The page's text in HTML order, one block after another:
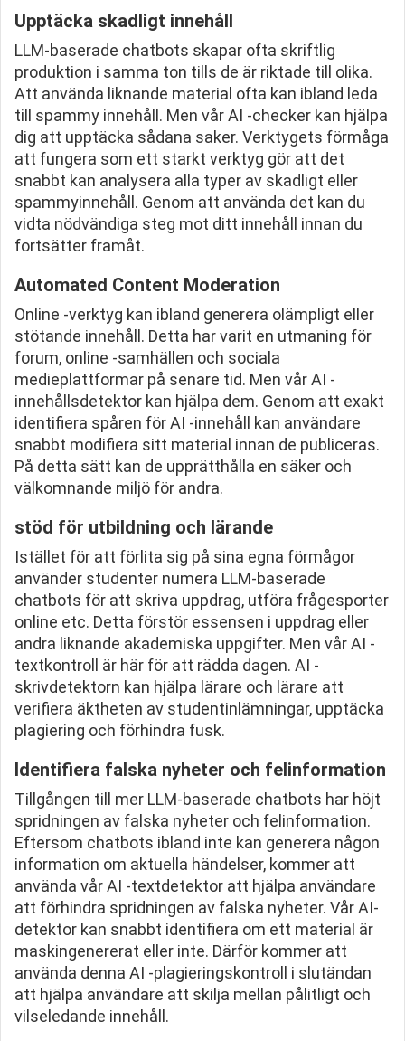
Upptäcka skadligt innehåll
LLM-baserade chatbots skapar ofta skriftlig
produktion i samma ton tills de är riktade till olika.
Att använda liknande material ofta kan ibland leda
till spammy innehåll. Men vår AI -checker kan hjälpa
dig att upptäcka sådana saker. Verktygets förmåga
att fungera som ett starkt verktyg gör att det
snabbt kan analysera alla typer av skadligt eller
spammyinnehåll. Genom att använda det kan du
vidta nödvändiga steg mot ditt innehåll innan du
fortsätter framåt.
Automated Content Moderation
Online -verktyg kan ibland generera olämpligt eller
stötande innehåll. Detta har varit en utmaning för
forum, online -samhällen och sociala
medieplattformar på senare tid. Men vår AI -
innehållsdetektor kan hjälpa dem. Genom att exakt
identifiera spåren för AI -innehåll kan användare
snabbt modifiera sitt material innan de publiceras.
På detta sätt kan de upprätthålla en säker och
välkomnande miljö för andra.
stöd för utbildning och lärande
Istället för att förlita sig på sina egna förmågor
använder studenter numera LLM-baserade
chatbots för att skriva uppdrag, utföra frågesporter
online etc. Detta förstör essensen i uppdrag eller
andra liknande akademiska uppgifter. Men vår AI -
textkontroll är här för att rädda dagen. AI -
skrivdetektorn kan hjälpa lärare och lärare att
verifiera äktheten av studentinlämningar, upptäcka
plagiering och förhindra fusk.
Identifiera falska nyheter och felinformation
Tillgången till mer LLM-baserade chatbots har höjt
spridningen av falska nyheter och felinformation.
Eftersom chatbots ibland inte kan generera någon
information om aktuella händelser, kommer att
använda vår AI -textdetektor att hjälpa användare
att förhindra spridningen av falska nyheter. Vår AI-
detektor kan snabbt identifiera om ett material är
maskingenererat eller inte. Därför kommer att
använda denna AI -plagieringskontroll i slutändan
att hjälpa användare att skilja mellan pålitligt och
vilseledande innehåll.